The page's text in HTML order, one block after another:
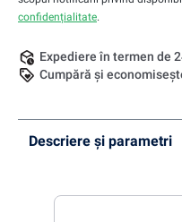
confidențialitate.
Expediere în termen de
Cumpără și
Descriere și parametri